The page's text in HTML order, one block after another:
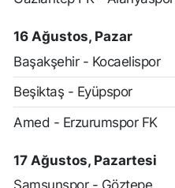
16 Ağustos, Pazar
Başakşehir - Kocaelispor
Beşiktaş - Eyüpspor
Amed - Erzurumspor FK
17 Ağustos, Pazartesi